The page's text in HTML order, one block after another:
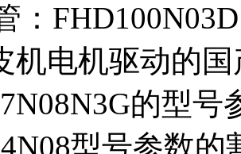
：
机电机驱动的
的型号
型号参数